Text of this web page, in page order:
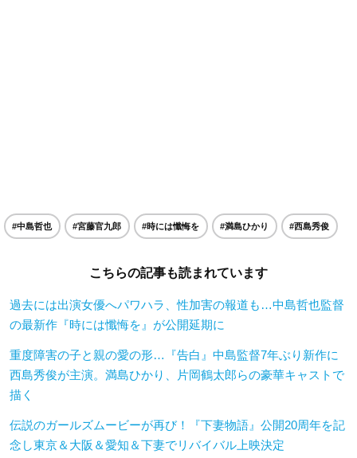
#中島哲也 #宮藤官九郎 #時には懺悔を #満島ひかり #西島秀俊
こちらの記事も読まれています
過去には出演女優へパワハラ、性加害の報道も…中島哲也監督
の最新作『時には懺悔を』が公開延期に
重度障害の子と親の愛の形…『告白』中島監督7年ぶり新作に
⻄島秀俊が主演。満島ひかり、片岡鶴太郎らの豪華キャストで
描く
伝説のガールズムービーが再び！『下妻物語』公開20周年を記
念し東京＆大阪＆愛知＆下妻でリバイバル上映決定